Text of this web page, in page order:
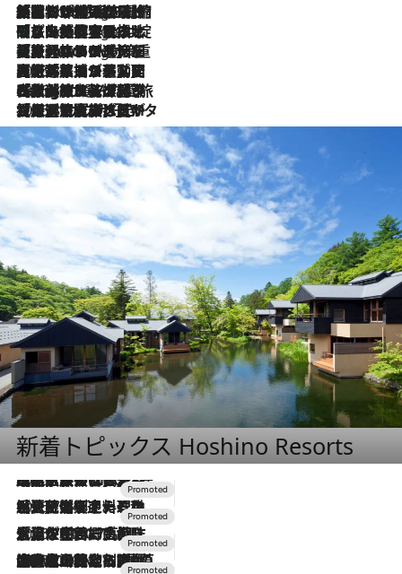
2 Hours Ago
「荷物が増えるほど旅ストレスは増す」美容ジャーナリストがたどり着いた最終結論。“化粧品を劇的に減らす”感動の凝縮美容とは
2 Hours Ago
「旅先には金髪ウィッグを持参」日本と同じメイクでは損してる!? 美容ジャーナリストが提案する“掟破りの旅美容”とは
2 Hours Ago
【厳選旅コスメ】「身軽さ＆UV対策重視！」ヘアアーティストshucoが選んだ夏旅ベストコスメを発表【Mサイズジップ】
2026.8.5
【厳選旅コスメ】国内をあちこち移動する河井菜摘が選んだ夏旅ベストコスメ発表！「リラックスアイテムはマスト」【Mサイズジップ】
2026.8.4
【厳選旅コスメ】「紫外線＆乾燥対策しながらメイク感も！」ヘア＆メイクGeorgeが選んだ夏旅ベストコスメを発表！【Mサイズジップ】
2026.8.3
【厳選旅コスメ】「保湿もタイパ重視！」“サウナ好き”タレント清水みさとが愛用する夏旅ベストコスメを発表！【Mサイズジップ】
新着トピックス Hoshino Resorts
2026.7.31
【ホテル帰省】という選択肢をOMOが提案。家族とほどよい距離を保つには「昼は実家、夜は気兼ねなくホテルで！」
2026.7.24
【夏限定ディナーコース】旬を迎える稚鮎や花ズッキーニなどをイタリア・トスカーナの郷土料理の手法で満喫！
2026.7.17
「土佐和ハーブかき氷」がOMO7高知に登場！生姜、山椒、大葉など目にも舌にも涼を呼ぶ郷土の味
2026.7.10
NEW OPEN！【界 草津】名湯の地に誕生。趣の異なる2種の温泉と上州ならではの会席・蕎麦割烹など美食を味わう究極の癒やし旅